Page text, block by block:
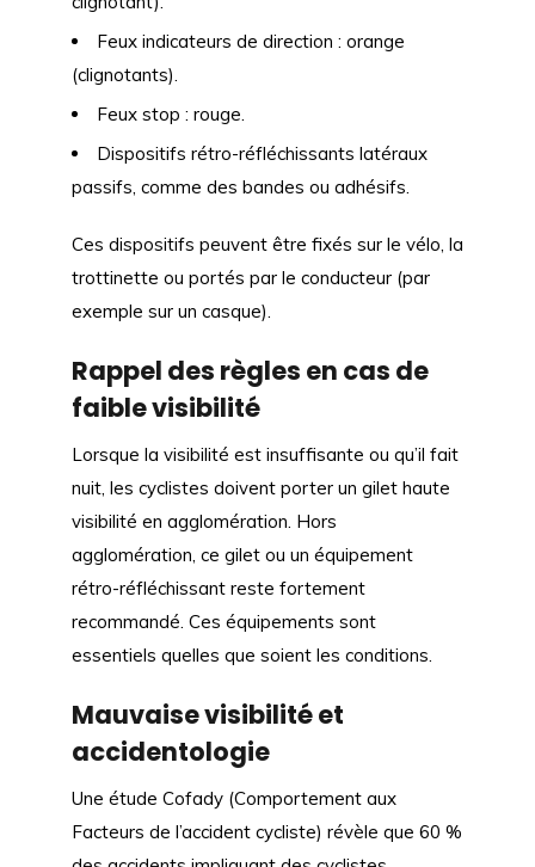
Feux indicateurs de direction : orange
(clignotants).
Feux stop : rouge.
Dispositifs rétro-réfléchissants latéraux
passifs, comme des bandes ou adhésifs.
Ces dispositifs peuvent être fixés sur le vélo, la
trottinette ou portés par le conducteur (par
exemple sur un casque).
Rappel des règles en cas de
faible visibilité
Lorsque la visibilité est insuffisante ou qu’il fait
nuit, les cyclistes doivent porter un gilet haute
visibilité en agglomération. Hors
agglomération, ce gilet ou un équipement
rétro-réfléchissant reste fortement
recommandé. Ces équipements sont
essentiels quelles que soient les conditions.
Mauvaise visibilité et
accidentologie
Une étude Cofady (Comportement aux
Facteurs de l’accident cycliste) révèle que 60 %